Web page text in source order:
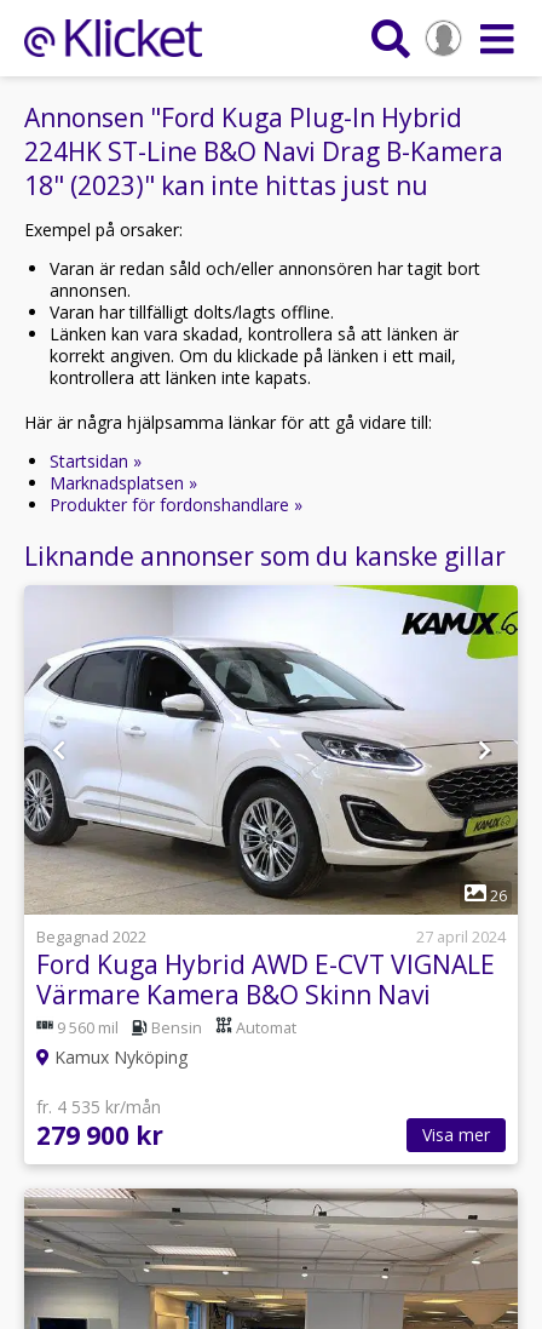
Annonsen "Ford Kuga Plug-In Hybrid
224HK ST-Line B&O Navi Drag B-Kamera
18" (2023)" kan inte hittas just nu
Exempel på orsaker:
Varan är redan såld och/eller annonsören har tagit bort
annonsen.
Varan har tillfälligt dolts/lagts offline.
Länken kan vara skadad, kontrollera så att länken är
korrekt angiven. Om du klickade på länken i ett mail,
kontrollera att länken inte kapats.
Här är några hjälpsamma länkar för att gå vidare till:
Startsidan »
Marknadsplatsen »
Produkter för fordonshandlare »
Liknande annonser som du kanske gillar
1
26
Begagnad 2022
27 april 2024
Ford Kuga Hybrid AWD E-CVT VIGNALE
Värmare Kamera B&O Skinn Navi
9 560 mil Bensin Automat
Kamux Nyköping
fr. 4 535 kr/mån
279 900 kr Visa mer